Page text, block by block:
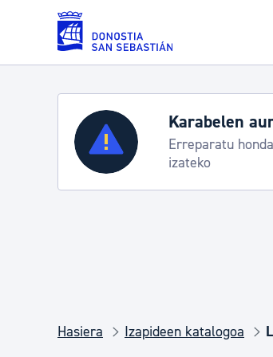
Eduki nagusira joan
Zerbitzuak
Errolda eta gai pertsonalak
Karabelen
Erreparatu
izateko
Hasiera Izapideen katalogoa